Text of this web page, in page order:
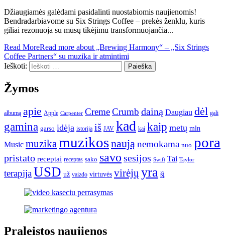
Džiaugiamės galėdami pasidalinti nuostabiomis naujienomis!
Bendradarbiavome su Six Strings Coffee – prekės ženklu, kuris
giliai rezonuoja su mūsų tikėjimu transformuojančia...
Read MoreRead more about „Brewing Harmony“ – „Six Strings
Coffee Partners“ su muzika ir atmintimi
Ieškoti:
Žymos
albumą apie Apple Carpenter CremeCrumb dainą Daugiau dėl gali
gamina garso idėja istorija iš JAV kad kai kaip metų mln
Music muzikamuzikosnaująnemokama nuo pora
pristato receptai receptas sako savo sesijos Swift Tai Taylor
terapijaUSD už vaizdo virtuvės virėjų yra šį
Praleistos naujienos